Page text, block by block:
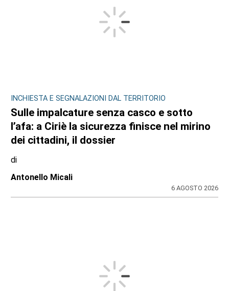
INCHIESTA E SEGNALAZIONI DAL TERRITORIO
Sulle impalcature senza casco e sotto
l’afa: a Ciriè la sicurezza finisce nel mirino
dei cittadini, il dossier
di
Antonello Micali
6 AGOSTO 2026